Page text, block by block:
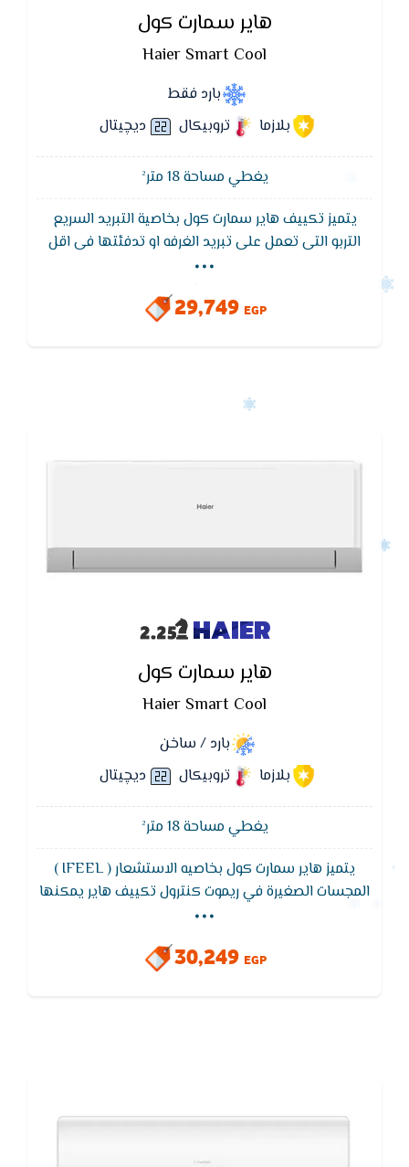
هاير سمارت كول
Haier Smart Cool
بارد فقط
بلازما
تروبيكال ديچيتال
يغطي مساحة 18 متر²
يتميز تكييف هاير سمارت كول بخاصية التبريد السريع
التربو التى تعمل على تبريد الغرفه او تدفئتها فى اقل
وقت مما يؤدى إلى استهلاك كهرباء اقل ويتميز ايضا
الكهرباء ويعمل على اقل ضغط للكهرباء بالاضافه إلى
...
29,749 EGP
HAIER
هاير سمارت كول
Haier Smart Cool
بارد / ساخن
بلازما
تروبيكال ديچيتال
يغطي مساحة 18 متر²
يتميز هاير سمارت كول بخاصيه الاستشعار ( IFEEL )
المجسات الصغيرة في ريموت كنترول تكييف هاير يمكنها
استشعار درجة الحرارة المحيطة، ونقل الإشارة لتعود إلى
حجم تيار الهواء ودرجة الحرارة لتوفير الحد الأقصى من
...
30,249 EGP